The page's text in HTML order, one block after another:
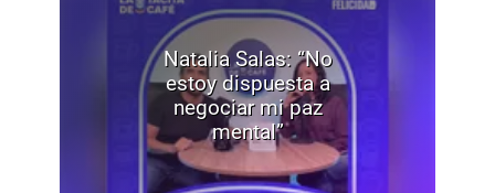
Natalia Salas: “No
estoy dispuesta a
negociar mi paz
mental”